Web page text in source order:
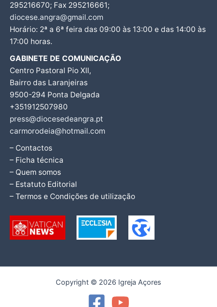
295216670; Fax 295216661;
diocese.angra@gmail.com
Horário: 2ª a 6ª feira das 09:00 às 13:00 e das 14:00 às
17:00 horas.
GABINETE DE COMUNICAÇÃO
Centro Pastoral Pio XII,
Bairro das Laranjeiras
9500-294 Ponta Delgada
+351912507980
press@diocesedeangra.pt
carmorodeia@hotmail.com
– Contactos
– Ficha técnica
– Quem somos
– Estatuto Editorial
– Termos e Condições de utilização
Copyright © 2026 Igreja Açores